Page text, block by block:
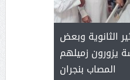
( محمد
الثانوية وبعض
يزورون زميلهم
المصاب بنجران